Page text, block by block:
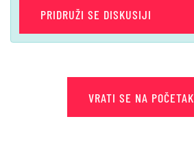
PRIDRUŽI SE DISKUSIJI
VRATI SE NA POČETAK